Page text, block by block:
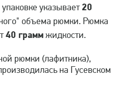
указывает 20
объема рюмки. Рюмка
40 граммжидкости.
рюмки (лафитника),
на Гусевском